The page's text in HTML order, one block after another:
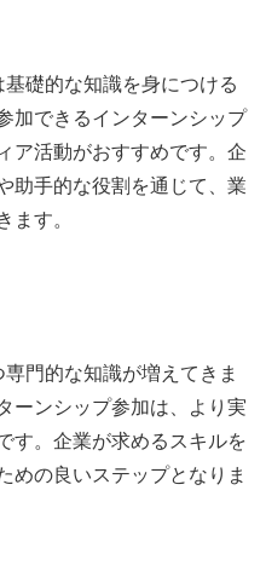
礎的な知識を身につける
加できるインターンシップ
ア活動がおすすめです。企
助手的な役割を通じて、業
ます。
門的な知識が増えてきま
ーンシップ参加は、より実
す。企業が求めるスキルを
めの良いステップとなりま